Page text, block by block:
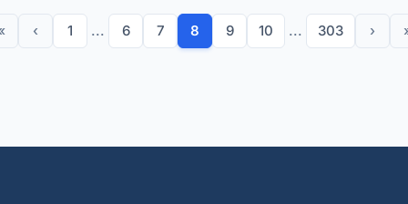
‹ 1 ... 6 7 8 9 10 ... 303 ›